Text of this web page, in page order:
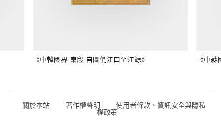
《中韓國界-東段 自圖們江口至江源》 《中
關於本站 著作權聲明 使用者條款、資訊安全與隱私
權政策